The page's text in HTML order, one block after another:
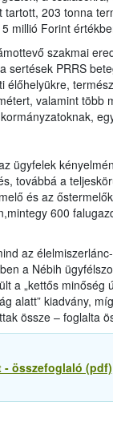
203 tonna
millió Forint
szakmai
sertések PRRS
élőhelyükre,
valamint több
ügyfelek
továbbá a
és az
600
az
a Nébih
a „kettős minőség
alatt” kiadvány,
össze – foglalta
- összefoglaló (pdf)